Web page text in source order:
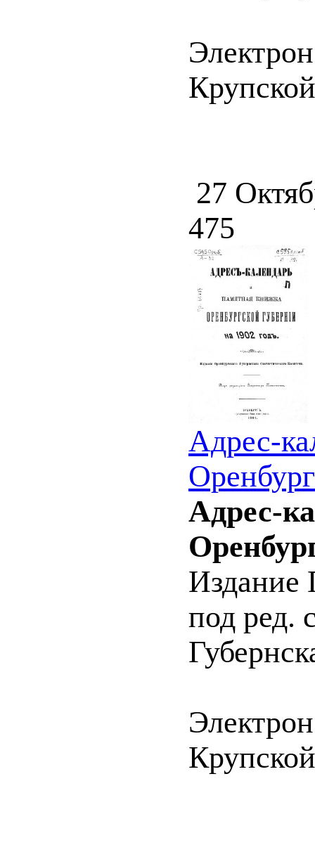
27
475
Адрес-
Адрес-
Издание
под ред.